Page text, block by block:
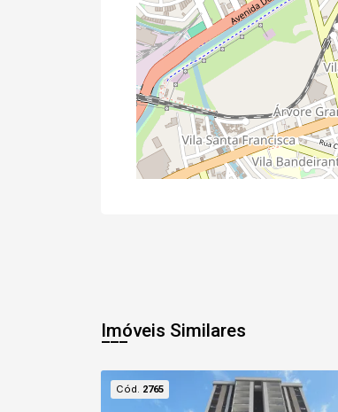
Imóveis Similares
Cód. 2765